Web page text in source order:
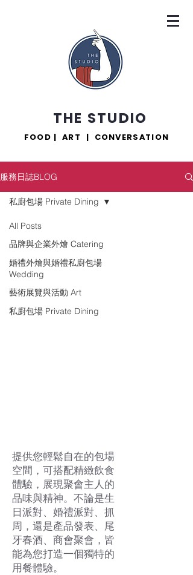
THE STUDIO
FOOD | ART | CONVERSATION
服務日誌BLOG
All Posts
品牌與企業外燴 Catering
婚禮外燴與婚禮私廚包場
Wedding
藝術展覽與活動 Art
私廚包場 Private Dining
私廚包場 Private Dining
提供您輕鬆自在的包場
空間，可搭配精緻飲食
體驗，展現聚會主人的
品味與精神。不論是生
日派對、婚禮派對、抓
周，還是產品發表、尾
牙春酒、商會聚會，皆
能為您打造一個獨特的
用餐體驗。